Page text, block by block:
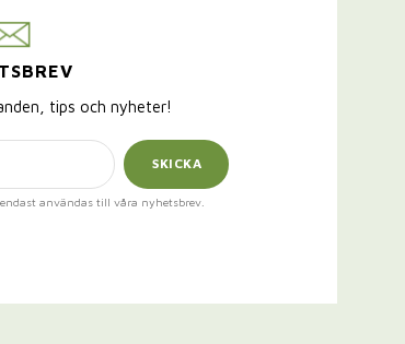
tips och nyheter!
SKICKA
användas till våra nyhetsbrev.